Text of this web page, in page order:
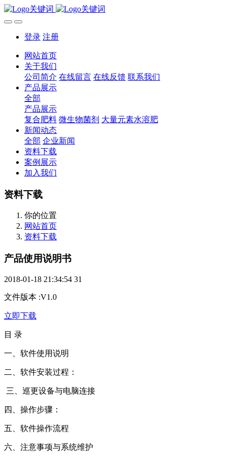
登录 注册
网站首页
关于我们
公司简介 在线留言 在线反馈 联系我们
产品展示
全部
产品展示
复合肥料 微生物菌剂 大量元素水溶肥
新闻动态
全部 企业新闻
资料下载
案例展示
加入我们
资料下载
你的位置
网站首页
资料下载
产品使用说明书
2018-01-18 21:34:54 31
文件版本 :V1.0
立即下载
目 录
一、软件使用说明
二、软件安装过程：
三、巡更设备与电脑连接
四、操作步骤：
五、软件操作流程
六、注意事项与系统维护